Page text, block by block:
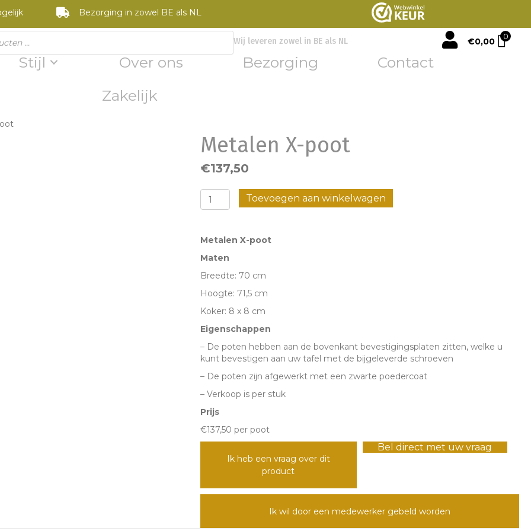
Bezorging in zowel BE als NL
Wij leveren zowel in BE als NL mijn account
€0,00 0
Stijl Over ons Bezorging
Contact
Zakelijk
Metalen X-poot
€137,50
Metalen
X-
Toevoegen aan winkelwagen
Metalen X-poot
Maten
Breedte: 70 cm
Hoogte: 71,5 cm
Koker: 8 x 8 cm
Eigenschappen
– De poten hebben aan de bovenkant bevestigingsplaten zitten, welke u
kunt bevestigen aan uw tafel met de bijgeleverde schroeven
– De poten zijn afgewerkt met een zwarte poedercoat
– Verkoop is per stuk
Prijs
€137,50 per poot
Ik heb een vraag over dit
product
Bel direct met uw vraag
Ik wil door een medewerker gebeld worden